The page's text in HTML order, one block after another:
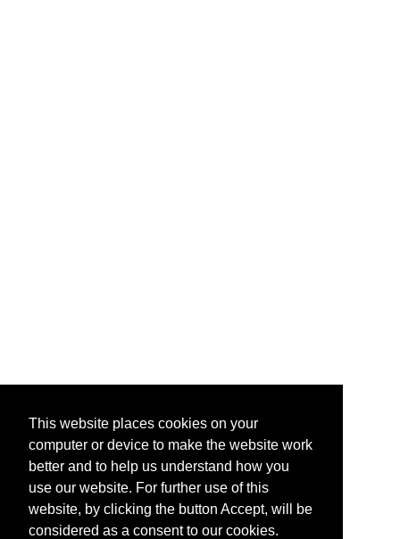
This website places cookies on your
computer or device to make the website work
better and to help us understand how you
use our website. For further use of this
website, by clicking the button Accept, will be
considered as a consent to our cookies.